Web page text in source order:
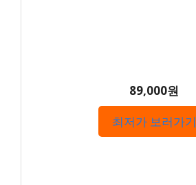
89,000원
최저가 보러가기